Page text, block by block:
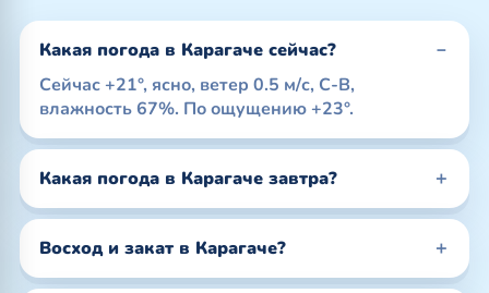
Какая погода в Карагаче сейчас?
Сейчас +21°, ясно, ветер 0.5 м/с, С-В,
влажность 67%. По ощущению +23°.
Какая погода в Карагаче завтра?
Восход и закат в Карагаче?